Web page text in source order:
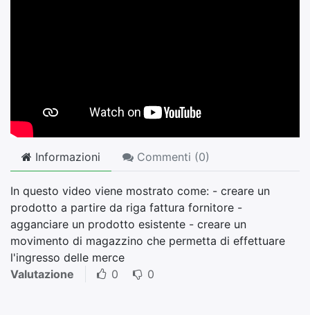
Informazioni Commenti (0)
In questo video viene mostrato come: - creare un
prodotto a partire da riga fattura fornitore -
agganciare un prodotto esistente - creare un
movimento di magazzino che permetta di effettuare
l'ingresso delle merce
Valutazione
0 0